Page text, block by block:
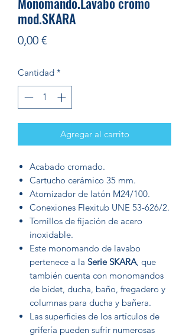
mod.SKARA
0,00 €Precio
Cantidad *
Agregar al carrito
Acabado cromado.
Cartucho cerámico 35 mm.
Atomizador de latón M24/100.
Conexiones Flexitub UNE 53-626/2.
Tornillos de fijación de acero
inoxidable.
Este monomando de lavabo
pertenece a la Serie SKARA, que
también cuenta con monomandos
de bidet, ducha, baño, fregadero y
columnas para ducha y bañera.
Las superficies de los artículos de
grifería pueden sufrir numerosas